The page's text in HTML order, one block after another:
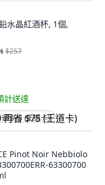
水晶紅酒杯, 1個,
$257
計送達
$75 (王道卡)
Pinot Noir Nebbiolo
63300700